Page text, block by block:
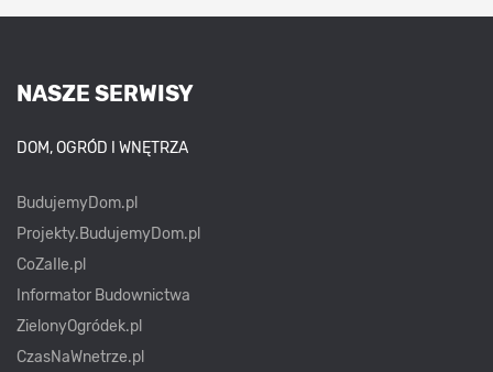
NASZE SERWISY
DOM, OGRÓD I WNĘTRZA
BudujemyDom.pl
Projekty.BudujemyDom.pl
CoZaIle.pl
Informator Budownictwa
ZielonyOgródek.pl
CzasNaWnetrze.pl